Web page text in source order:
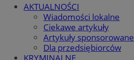
AKTUALNOŚCI
Wiadomości lokalne
Ciekawe artykuły
Artykuły sponsorowane
Dla przedsiębiorców